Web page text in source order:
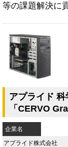
等の課題解決に
アプライド
「CERVO
企業名
アプライド株式会社